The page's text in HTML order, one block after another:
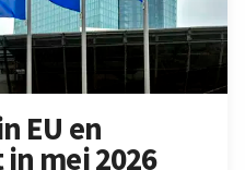
EU en
mei 2026